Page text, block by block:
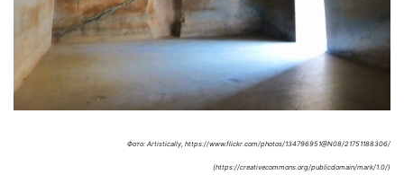
Фото: Artistically, https://www.flickr.com/photos/134796951@N08/21751188306/
(https://creativecommons.org/publicdomain/mark/1.0/)